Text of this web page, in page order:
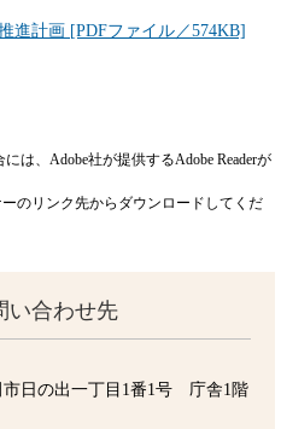
進計画 [PDFファイル／574KB]
は、Adobe社が提供するAdobe Readerが
ーのリンク先からダウンロードしてくだ
い合わせ先
市日の出一丁目1番1号 庁舎1階